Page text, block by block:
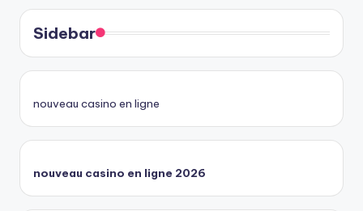
Sidebar
nouveau casino en ligne
nouveau casino en ligne 2026